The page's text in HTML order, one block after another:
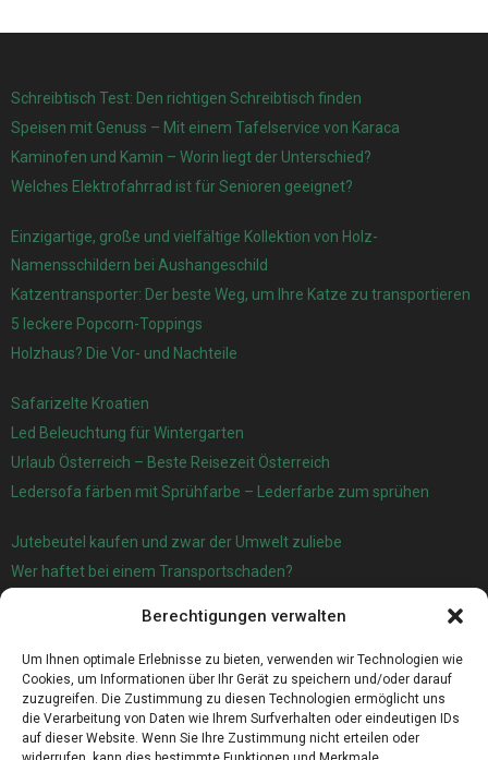
Berechtigungen verwalten
Um Ihnen optimale Erlebnisse zu bieten, verwenden wir Technologien wie
Cookies, um Informationen über Ihr Gerät zu speichern und/oder darauf
zuzugreifen. Die Zustimmung zu diesen Technologien ermöglicht uns
die Verarbeitung von Daten wie Ihrem Surfverhalten oder eindeutigen IDs
auf dieser Website. Wenn Sie Ihre Zustimmung nicht erteilen oder
Schreibtisch Test: Den richtigen Schreibtisch finden
Speisen mit Genuss – Mit einem Tafelservice von Karaca
Kaminofen und Kamin – Worin liegt der Unterschied?
Welches Elektrofahrrad ist für Senioren geeignet?
Einzigartige, große und vielfältige Kollektion von Holz-
Namensschildern bei Aushangeschild
Katzentransporter: Der beste Weg, um Ihre Katze zu transportieren
5 leckere Popcorn-Toppings
Holzhaus? Die Vor- und Nachteile
Safarizelte Kroatien
Led Beleuchtung für Wintergarten
Urlaub Österreich – Beste Reisezeit Österreich
Ledersofa färben mit Sprühfarbe – Lederfarbe zum sprühen
Jutebeutel kaufen und zwar der Umwelt zuliebe
Wer haftet bei einem Transportschaden?
Für die automatische Sackentleerung gibt es jetzt eine sehr gute
Lösung